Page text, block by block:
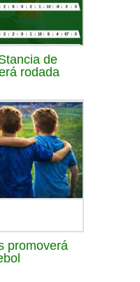
de
rodada
promoverá